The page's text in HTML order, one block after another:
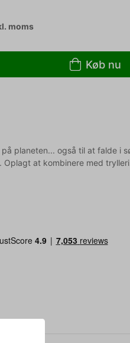
moms
Køb nu
planeten... også til at falde i
at kombinere med